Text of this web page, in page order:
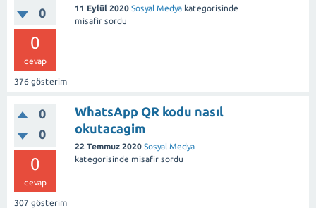
0
0
cevap
376 gösterim
11 Eylül 2020 Sosyal Medya kategorisinde
misafir sordu
0
0
0
cevap
307 gösterim
WhatsApp QR kodu nasıl
okutacagim
22 Temmuz 2020 Sosyal Medya
kategorisinde misafir sordu